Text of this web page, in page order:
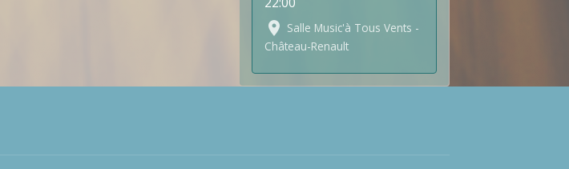
Salle Music'à Tous Vents -
Château-Renault